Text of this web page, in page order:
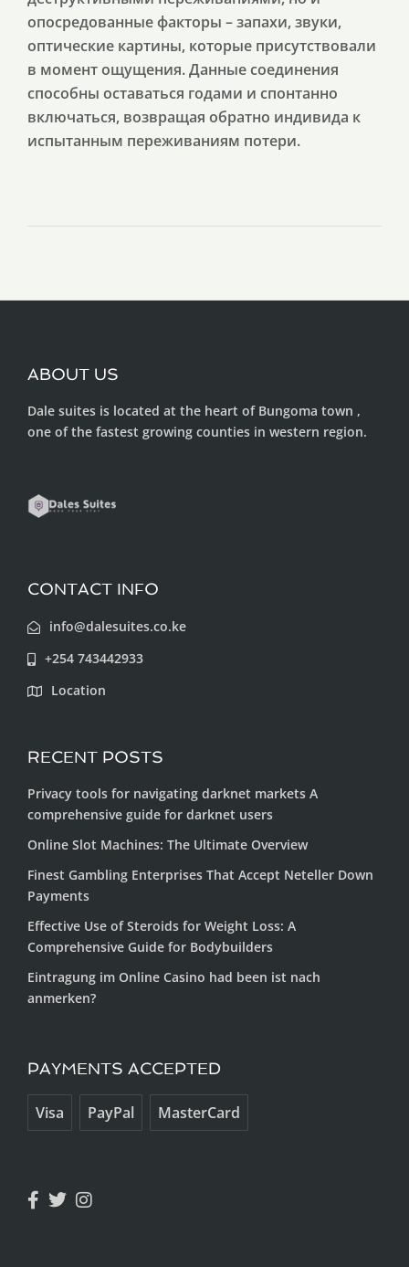
опосредованные факторы – запахи, звуки,
оптические картины, которые присутствовали
в момент ощущения. Данные соединения
способны оставаться годами и спонтанно
включаться, возвращая обратно индивида к
испытанным переживаниям потери.
ABOUT US
Dale suites is located at the heart of Bungoma town ,
one of the fastest growing counties in western region.
CONTACT INFO
info@dalesuites.co.ke
+254 743442933
Location
RECENT POSTS
Privacy tools for navigating darknet markets A
comprehensive guide for darknet users
Online Slot Machines: The Ultimate Overview
Finest Gambling Enterprises That Accept Neteller Down
Payments
Effective Use of Steroids for Weight Loss: A
Comprehensive Guide for Bodybuilders
Eintragung im Online Casino had been ist nach
anmerken?
PAYMENTS ACCEPTED
Visa PayPal MasterCard